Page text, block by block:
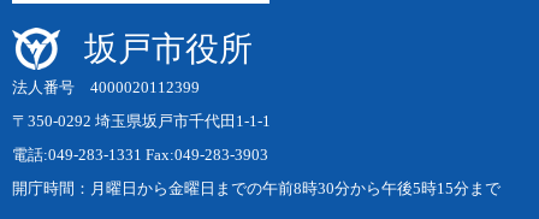
坂戸市役所
法人番号 4000020112399
〒350-0292 埼玉県坂戸市千代田1-1-1
電話:049-283-1331 Fax:049-283-3903
開庁時間：月曜日から金曜日までの午前8時30分から午後5時15分まで